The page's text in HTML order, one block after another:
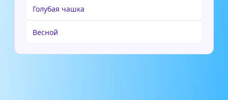
Голубая чашка
Весной